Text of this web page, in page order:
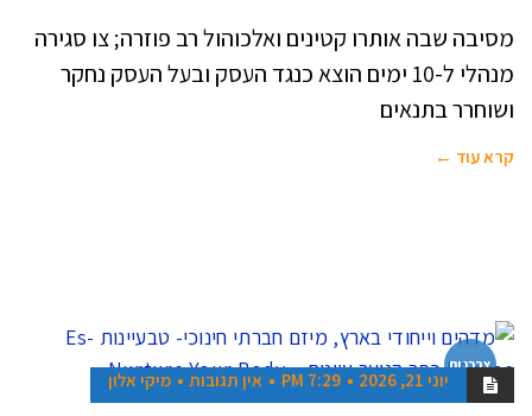
מסיבה שבה אותרו קטינים ואלכוהול רב פוזרה; צו סגירה
מנהלי ל-10 ימים הוצא כנגד העסק ובעל העסק נחקר
ושוחרר בתנאים
קרא עוד ←
צרכנות
יוני 21, 2026 7:29 PM אין תגובות מיקי אלון